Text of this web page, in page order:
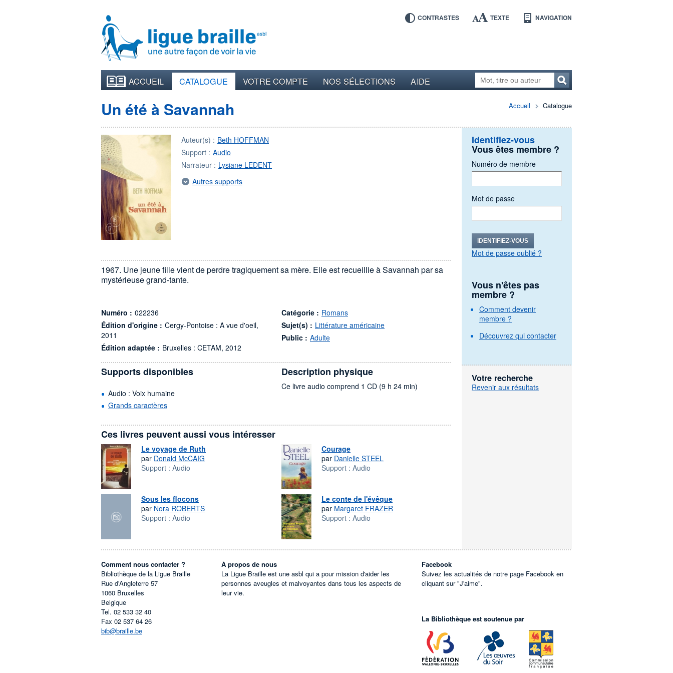
CONTRASTES TEXTE NAVIGATION
ACCUEIL CATALOGUE VOTRE COMPTE NOS SÉLECTIONS AIDE
Accueil Catalogue
Un été à Savannah
Auteur(s) : Beth HOFFMAN
Support : Audio
Narrateur : Lysiane LEDENT
Autres supports
1967. Une jeune fille vient de perdre tragiquement sa mère. Elle est recueillie à Savannah par sa
mystérieuse grand-tante.
Numéro : 022236
Édition d'origine : Cergy-Pontoise : A vue d'oeil,
2011
Édition adaptée : Bruxelles : CETAM, 2012
Catégorie : Romans
Sujet(s) : Littérature américaine
Public : Adulte
Supports disponibles
Audio : Voix humaine
Grands caractères
Description physique
Ce livre audio comprend 1 CD (9 h 24 min)
Ces livres peuvent aussi vous intéresser
Le voyage de Ruth
par Donald McCAIG
Support : Audio
Courage
par Danielle STEEL
Support : Audio
Sous les flocons
par Nora ROBERTS
Support : Audio
Le conte de l'évêque
par Margaret FRAZER
Support : Audio
Identifiez-vous
Vous êtes membre ?
Numéro de membre
Mot de passe
IDENTIFIEZ-VOUS
Mot de passe oublié ?
Vous n'êtes pas
membre ?
Comment devenir
membre ?
Découvrez qui contacter
Votre recherche
Revenir aux résultats
Comment nous contacter ?
Bibliothèque de la Ligue Braille
Rue d'Angleterre 57
1060 Bruxelles
Belgique
Tel. 02 533 32 40
Fax 02 537 64 26
bib@braille.be
À propos de nous
La Ligue Braille est une asbl qui a pour mission d'aider les
personnes aveugles et malvoyantes dans tous les aspects de
leur vie.
Facebook
Suivez les actualités de notre page Facebook en
cliquant sur "J'aime".
La Bibliothèque est soutenue par